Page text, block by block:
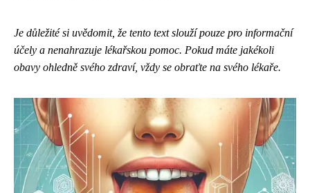
Je důležité si uvědomit, že tento text slouží pouze pro informační
účely a nenahrazuje lékařskou pomoc. Pokud máte jakékoli
obavy ohledně svého zdraví, vždy se obraťte na svého lékaře.